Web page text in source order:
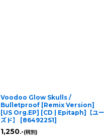
Voodoo Glow Skulls /
Bulletproof [Remix Version]
[US Org.EP] [CD | Epitaph]【ユー
ズド】
[864922S1]
1,250.-(税別)